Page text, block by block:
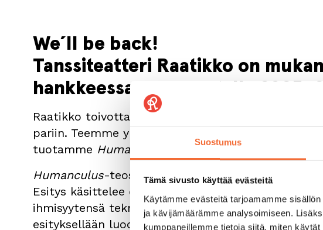
Suostumus
Tämä sivusto käyttää evästeitä
Käytämme evästeitä tarjoamamme
ja kävijämäärämme analysoimiseen.
kumppaneillemme tietoja siitä, miten
We´ll be back!
Tanssiteatteri Raatikko on
hankkeessa lukukaudella 2023-
Raatikko toivottaa lukuvuoden 2023–24
pariin. Teemme yhteistyötä tanssija-koreografi
tuotamme Humanculus
-teoksen Kulttuuritalo
Humanculus-teos kutsuu kahdeksasluokkalaiset
Esitys käsittelee dystooppista tulevaisuutta, jossa
ihmisyytensä teknologian kehityksen kourissa.
esityksellään luoda katutanssiteoksille